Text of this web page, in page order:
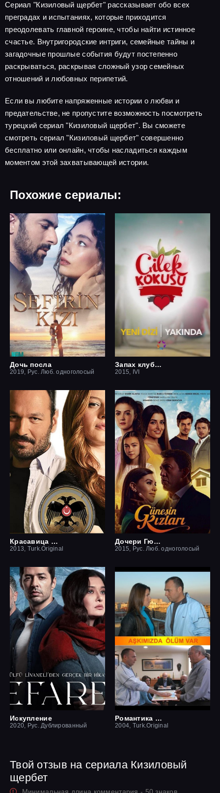
Сериал "Кизиловый щербет" рассказывает обо всех
преградах и испытаниях, которые приходится
преодолевать главной героине, чтобы найти истинное
счастье. Внутригородские интриги, семейные тайны и
загадочные прошлые события будут постепенно
раскрываться, раскрывая сложный узор семейных
отношений и любовных перипетий.
Если вы любите напряженные истории о любви и
предательстве, не пропустите возможность посмотреть
турецкий сериал "Кизиловый щербет". Вы сможете
смотреть сериал "Кизиловый щербет" совершенно
бесплатно или онлайн, чтобы насладиться каждым
моментом этой захватывающей истории.
Похожие сериалы:
Дочь посла
2019, Рус. Люб. одноголосый
Запах клубники
2015, IVI
Красавица и чудовище
2013, Turk.Original
Дочери Гюнеш
2015, Рус. Люб. одноголосый
Искупление
2020, Рус. Дублированный
Романтика смерти
2004, Turk.Original
Твой отзыв на сериала Кизиловый
щербет